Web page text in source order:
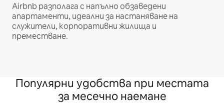
Airbnb разполага с напълно обзаведени
апартаменти, идеални за настаняване на
служители, корпоративни жилища и
преместване.
Популярни удобства при местата
за месечно наемане